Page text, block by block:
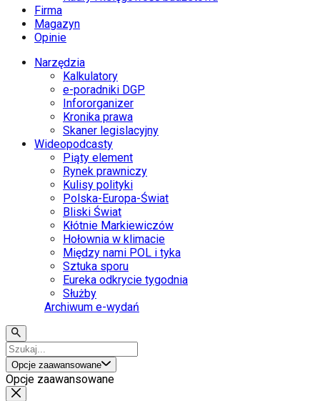
Firma
Magazyn
Opinie
Narzędzia
Kalkulatory
e-poradniki DGP
Infororganizer
Kronika prawa
Skaner legislacyjny
Wideopodcasty
Piąty element
Rynek prawniczy
Kulisy polityki
Polska-Europa-Świat
Bliski Świat
Kłótnie Markiewiczów
Hołownia w klimacie
Między nami POL i tyka
Sztuka sporu
Eureka odkrycie tygodnia
Służby
Archiwum e-wydań
Opcje zaawansowane
Opcje zaawansowane